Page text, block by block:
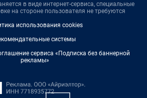
в виде интернет-сервиса, специальные
на стороне пользователя не требуются
использования cookies
системы
сервиса «Подписка без баннерной
рекламы»